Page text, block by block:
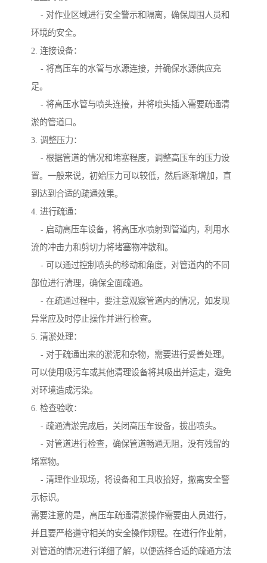
- 对作业区域进行安全警示和隔离，确保周围人员和
环境的安全。
2. 连接设备：
- 将高压车的水管与水源连接，并确保水源供应充
足。
- 将高压水管与喷头连接，并将喷头插入需要疏通清
淤的管道口。
3. 调整压力：
- 根据管道的情况和堵塞程度，调整高压车的压力设
置。一般来说，初始压力可以较低，然后逐渐增加，直
到达到合适的疏通效果。
4. 进行疏通：
- 启动高压车设备，将高压水喷射到管道内，利用水
流的冲击力和剪切力将堵塞物冲散和。
- 可以通过控制喷头的移动和角度，对管道内的不同
部位进行清理，确保全面疏通。
- 在疏通过程中，要注意观察管道内的情况，如发现
异常应及时停止操作并进行检查。
5. 清淤处理：
- 对于疏通出来的淤泥和杂物，需要进行妥善处理。
可以使用吸污车或其他清理设备将其吸出并运走，避免
对环境造成污染。
6. 检查验收：
- 疏通清淤完成后，关闭高压车设备，拔出喷头。
- 对管道进行检查，确保管道畅通无阻，没有残留的
堵塞物。
- 清理作业现场，将设备和工具收拾好，撤离安全警
示标识。
需要注意的是，高压车疏通清淤操作需要由人员进行，
并且要严格遵守相关的安全操作规程。在进行作业前，
对管道的情况进行详细了解，以便选择合适的疏通方法